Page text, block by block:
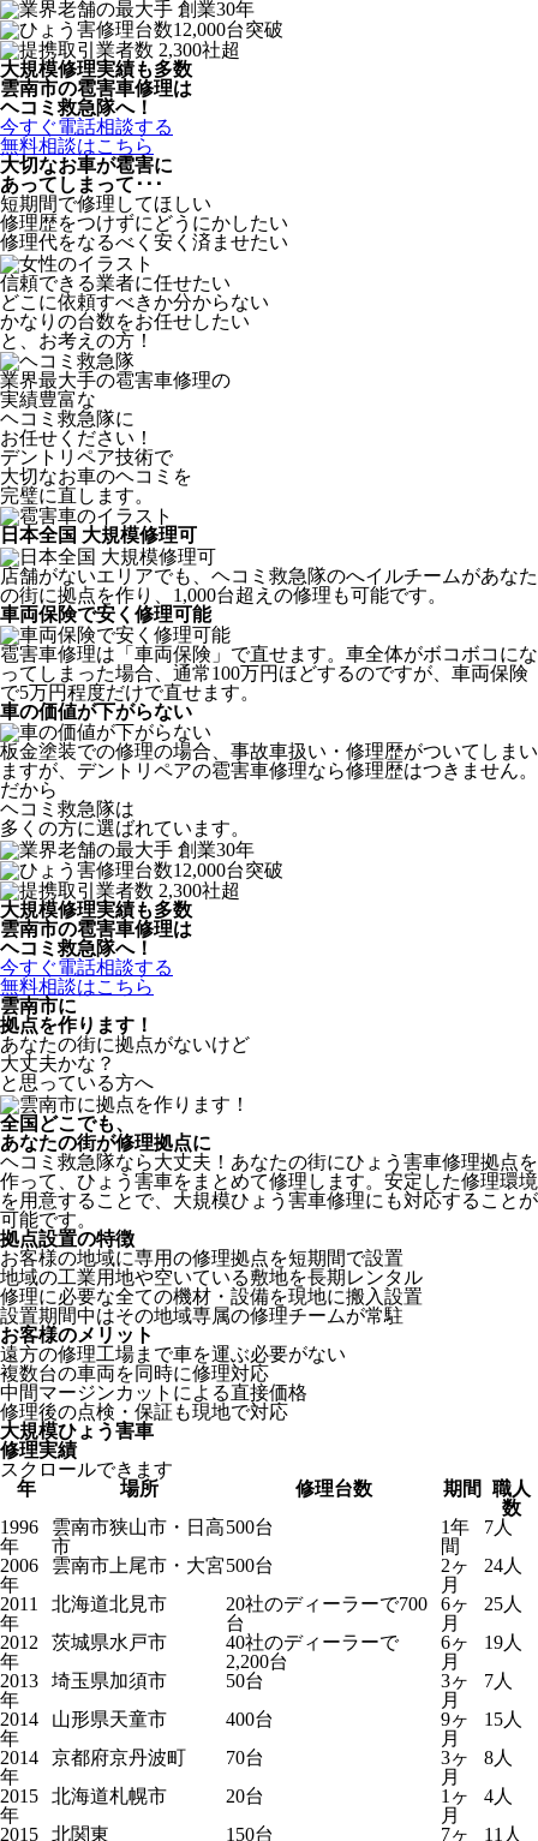
大規模修理実績も多数
雲南市の雹害車修理は
ヘコミ救急隊へ！
今すぐ電話相談する
無料相談はこちら
大切なお車が雹害に
あってしまって･･･
短期間で修理してほしい
修理歴をつけずにどうにかしたい
修理代をなるべく安く済ませたい
信頼できる業者に任せたい
どこに依頼すべきか分からない
かなりの台数をお任せしたい
と、お考えの方！
業界最大手の雹害車修理の
実績豊富な
ヘコミ救急隊に
お任せください！
デントリペア技術で
大切なお車のヘコミを
完璧に直します。
日本全国 大規模修理可
店舗がないエリアでも、ヘコミ救急隊のへイルチームがあなた
の街に拠点を作り、1,000台超えの修理も可能です。
車両保険で安く修理可能
雹害車修理は「車両保険」で直せます。車全体がボコボコにな
ってしまった場合、通常100万円ほどするのですが、車両保険
で5万円程度だけで直せます。
車の価値が下がらない
板金塗装での修理の場合、事故車扱い・修理歴がついてしまい
ますが、デントリペアの雹害車修理なら修理歴はつきません。
だから
ヘコミ救急隊は
多くの方に選ばれています。
大規模修理実績も多数
雲南市の雹害車修理は
ヘコミ救急隊へ！
今すぐ電話相談する
無料相談はこちら
雲南市に
拠点を作ります！
あなたの街に拠点がないけど
大丈夫かな？
と思っている方へ
全国どこでも、
あなたの街が修理拠点に
ヘコミ救急隊なら大丈夫！あなたの街にひょう害車修理拠点を
作って、ひょう害車をまとめて修理します。安定した修理環境
を用意することで、大規模ひょう害車修理にも対応することが
可能です。
拠点設置の特徴
お客様の地域に専用の修理拠点を短期間で設置
地域の工業用地や空いている敷地を長期レンタル
修理に必要な全ての機材・設備を現地に搬入設置
設置期間中はその地域専属の修理チームが常駐
お客様のメリット
遠方の修理工場まで車を運ぶ必要がない
複数台の車両を同時に修理対応
中間マージンカットによる直接価格
修理後の点検・保証も現地で対応
大規模ひょう害車
修理実績
スクロールできます
年
場所 修理台数 期間
職人
数
1996
年
雲南市狭山市・日高
市
500台
1年
間
7人
2006
年
雲南市上尾市・大宮500台
2ヶ
月
24人
2011
年
北海道北見市
20社のディーラーで700
台
6ヶ
月
25人
2012
年
茨城県水戸市
40社のディーラーで
2,200台
6ヶ
月
19人
2013
年
埼玉県加須市 50台
3ヶ
月
7人
2014
年
山形県天童市 400台
9ヶ
月
15人
2014
年
京都府京丹波町 70台
3ヶ
月
8人
2015
年
北海道札幌市 20台
1ヶ
月
4人
2015
北関東 150台 7ヶ 11人